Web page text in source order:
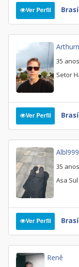
Ver Perfil
35 anos
Setor
Ver Perfil
Albl999
35 anos
Asa Sul
Ver Perfil
Renê